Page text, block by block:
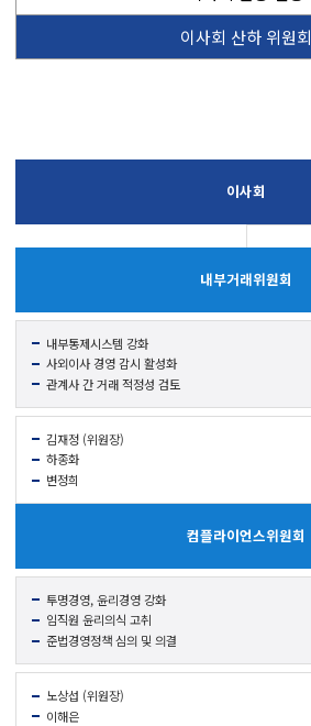
이사회 산하 위원회
이사회
내부거래위원회
내부통제시스템 강화
사외이사 경영 감시 활성화
관계사 간 거래 적정성 검토
김재정 (위원장)
하종화
변정희
컴플라이언스위원회
투명경영, 윤리경영 강화
임직원 윤리의식 고취
준법경영정책 심의 및 의결
노상섭 (위원장)
이해은